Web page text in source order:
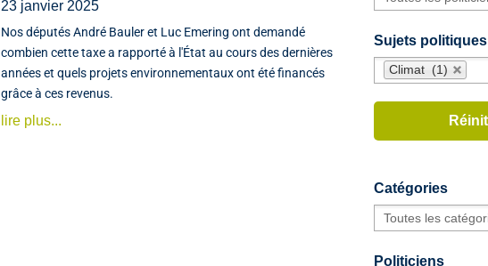
23 janvier 2025
Nos députés André Bauler et Luc Emering ont demandé
combien cette taxe a rapporté à l'État au cours des dernières
années et quels projets environnementaux ont été financés
grâce à ces revenus.
lire plus...
Sujets politiques
Climat (1)
Catégories
Politiciens